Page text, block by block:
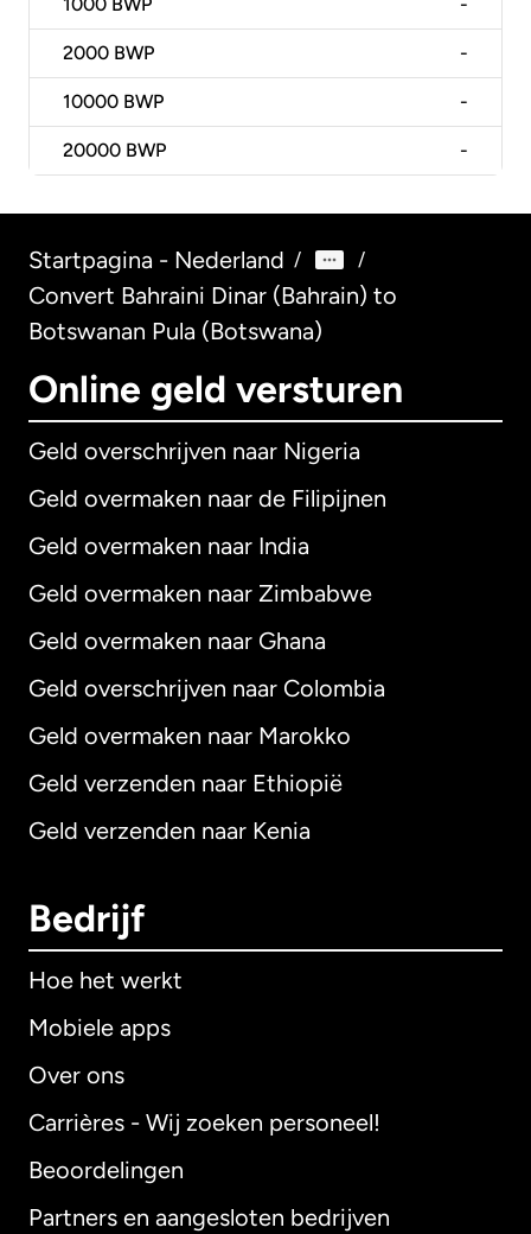
1000 BWP -
2000 BWP -
10000 BWP -
20000 BWP -
Startpagina - Nederland / /
Convert Bahraini Dinar (Bahrain) to
Botswanan Pula (Botswana)
Online geld versturen
Geld overschrijven naar Nigeria
Geld overmaken naar de Filipijnen
Geld overmaken naar India
Geld overmaken naar Zimbabwe
Geld overmaken naar Ghana
Geld overschrijven naar Colombia
Geld overmaken naar Marokko
Geld verzenden naar Ethiopië
Geld verzenden naar Kenia
Bedrijf
Hoe het werkt
Mobiele apps
Over ons
Carrières - Wij zoeken personeel!
Beoordelingen
Partners en aangesloten bedrijven